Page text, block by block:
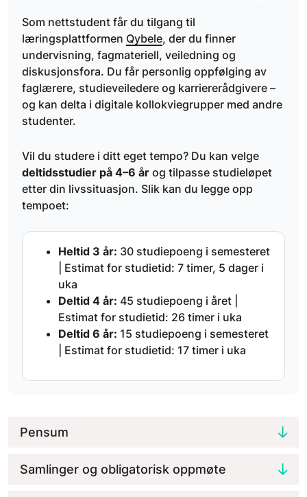
Som nettstudent får du tilgang til
læringsplattformen Qybele, der du finner
undervisning, fagmateriell, veiledning og
diskusjonsfora. Du får personlig oppfølging av
faglærere, studieveiledere og karriererådgivere –
og kan delta i digitale kollokviegrupper med andre
studenter.
Vil du studere i ditt eget tempo? Du kan velge
deltidsstudier på 4–6 år og tilpasse studieløpet
etter din livssituasjon. Slik kan du legge opp
tempoet:
Heltid 3 år: 30 studiepoeng i semesteret
| Estimat for studietid: 7 timer, 5 dager i
uka
Deltid 4 år: 45 studiepoeng i året |
Estimat for studietid: 26 timer i uka
Deltid 6 år: 15 studiepoeng i semesteret
| Estimat for studietid: 17 timer i uka
Pensum
Samlinger og obligatorisk oppmøte